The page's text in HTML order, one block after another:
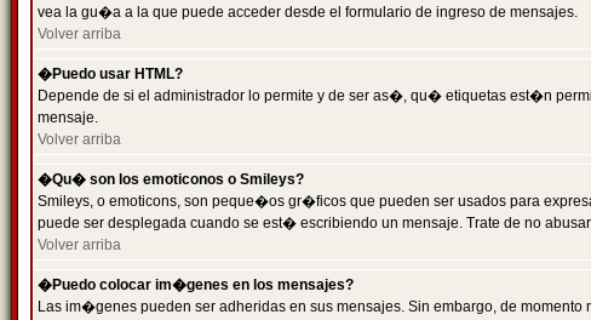
vea la gu�a a la que puede acceder desde el formulario de ingreso de mensajes.
Volver arriba
�Puedo usar HTML?
Depende de si el administrador lo permite y de ser as�, qu� etiquetas est�n
mensaje.
Volver arriba
�Qu� son los emoticonos o Smileys?
Smileys, o emoticons, son peque�os gr�ficos que pueden ser usados para
puede ser desplegada cuando se est� escribiendo un mensaje. Trate de no
Volver arriba
�Puedo colocar im�genes en los mensajes?
Las im�genes pueden ser adheridas en sus mensajes. Sin embargo, de